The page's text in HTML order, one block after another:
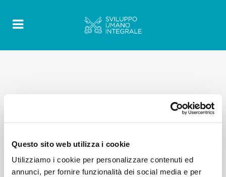
Questo sito web utilizza i cookie
Utilizziamo i cookie per personalizzare contenuti ed
annunci, per fornire funzionalità dei social media e per